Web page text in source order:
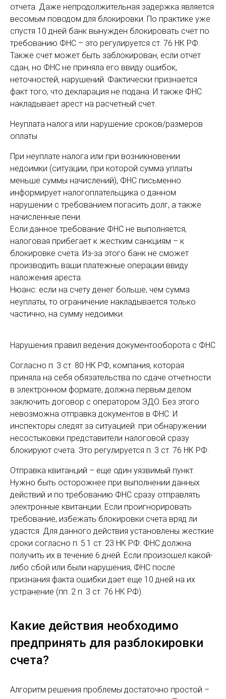
отчета. Даже непродолжительная задержка является
весомым поводом для блокировки. По практике уже
спустя 10 дней банк вынужден блокировать счет по
требованию ФНС – это регулируется ст. 76 НК РФ.
Также счет может быть заблокирован, если отчет
сдан, но ФНС не приняла его ввиду ошибок,
неточностей, нарушений. Фактически признается
факт того, что декларация не подана. И также ФНС
накладывает арест на расчетный счет.
Неуплата налога или нарушение сроков/размеров
оплаты
При неуплате налога или при возникновении
недоимки (ситуации, при которой сумма уплаты
меньше суммы начислений), ФНС письменно
информирует налогоплательщика о данном
нарушении с требованием погасить долг, а также
начисленные пени.
Если данное требование ФНС не выполняется,
налоговая прибегает к жестким санкциям – к
блокировке счета. Из-за этого банк не сможет
производить ваши платежные операции ввиду
наложения ареста.
Нюанс: если на счету денег больше, чем сумма
неуплаты, то ограничение накладывается только
частично, на сумму недоимки.
Нарушения правил ведения документооборота с ФНС
Согласно п. 3 ст. 80 НК РФ, компания, которая
приняла на себя обязательства по сдаче отчетности
в электронном формате, должна первым делом
заключить договор с оператором ЭДО. Без этого
невозможна отправка документов в ФНС. И
инспекторы следят за ситуацией: при обнаружении
несостыковки представители налоговой сразу
блокируют счета. Это регулируется п. 3 ст. 76 НК РФ.
Отправка квитанций – еще один уязвимый пункт.
Нужно быть осторожнее при выполнении данных
действий и по требованию ФНС сразу отправлять
электронные квитанции. Если проигнорировать
требование, избежать блокировки счета вряд ли
удастся. Для данного действия установлены жесткие
сроки согласно п. 5.1 ст. 23 НК РФ: ФНС должна
получить их в течение 6 дней. Если произошел какой-
либо сбой или были нарушения, ФНС после
признания факта ошибки дает еще 10 дней на их
устранение (пп. 2 п. 3 ст. 76 НК РФ).
Какие действия необходимо
предпринять для разблокировки
счета?
Алгоритм решения проблемы достаточно простой –